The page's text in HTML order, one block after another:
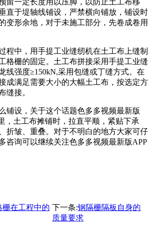
留一定长度用以压脚，以防止土工布移
于堤轴线铺设，严禁横向铺放，铺设时
变形余地，对于未施工部分，先卷成卷用
，用手提工业缝纫机在土工布上缝制
格栅的固定。土工布拼接采用手提工业缝
龙线强度≥150kN,采用包缝或丁缝方式。在
满足需要大小的大幅土工布，按选定方
接。
，关于这个话题色多多视频最新版
，土工布摊铺时，拉直平顺，紧贴下承
、折皱、重叠。对于不明白的地方大家可仔
多咨询可以继续关注色多多视频最新版APP
栅在工程中的 下一条:钢隔栅隔板自身的
质量要求